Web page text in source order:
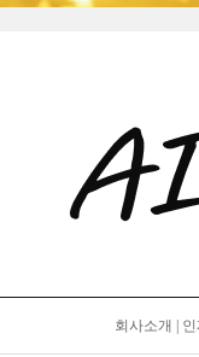
회사소개